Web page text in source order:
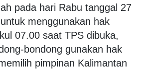
pada hari Rabu tanggal 27
menggunakan hak
07.00 saat TPS dibuka,
bondong gunakan hak
pimpinan Kalimantan